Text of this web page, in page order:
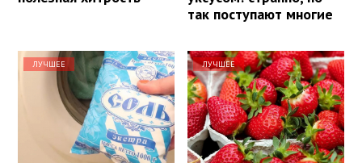
так поступают многие
ЛУЧШЕЕ ЛУЧШЕЕ